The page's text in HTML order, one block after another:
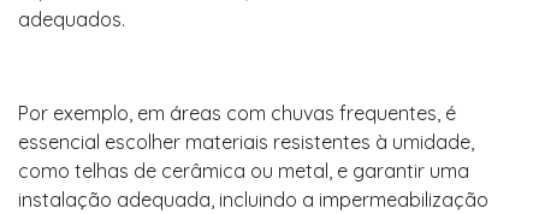
adequados.
Por exemplo, em áreas com chuvas frequentes, é
essencial escolher materiais resistentes à umidade,
como telhas de cerâmica ou metal, e garantir uma
instalação adequada, incluindo a impermeabilização